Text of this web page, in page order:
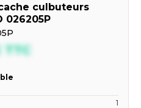
culbuteurs
026205P
TTC
1